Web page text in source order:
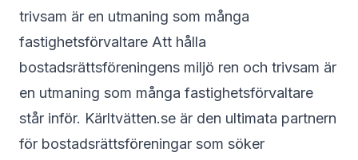
trivsam är en utmaning som många
fastighetsförvaltare Att hålla
bostadsrättsföreningens miljö ren och trivsam är
en utmaning som många fastighetsförvaltare
står inför. Kärltvätten.se är den ultimata partnern
för bostadsrättsföreningar som söker